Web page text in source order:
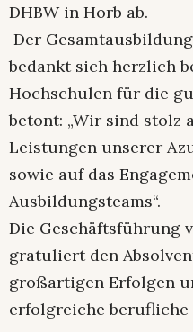
DHBW in Horb ab.
Der
bedankt sich herzlich
Hochschulen für die
betont: „Wir sind stolz
Leistungen unserer
sowie auf das
Ausbildungsteams“.
Die Geschäftsführung
gratuliert den
großartigen Erfolgen
erfolgreiche berufliche